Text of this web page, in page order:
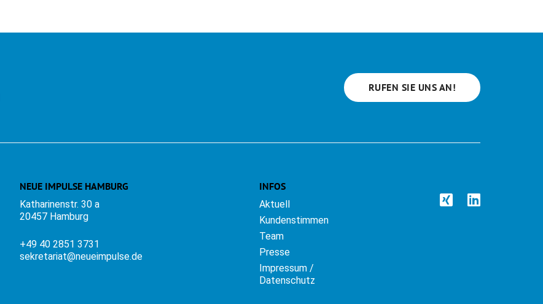
RUFEN SIE UNS AN!
NEUE IMPULSE HAMBURG
Katharinenstr. 30 a
20457 Hamburg
+49 40 2851 3731
sekretariat@neueimpulse.de
INFOS
Aktuell
Kundenstimmen
Team
Presse
Impressum /
Datenschutz